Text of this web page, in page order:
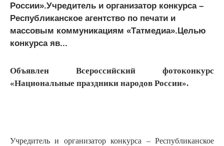
России».Учредитель и организатор конкурса –
Республиканское агентство по печати и
массовым коммуникациям «Татмедиа».Целью
конкурса яв...
Объявлен Всероссийский фотоконкурс
«Национальные праздники народов России».
Учредитель и организатор конкурса – Республиканское